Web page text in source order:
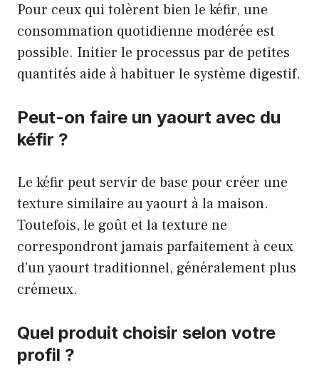
Pour ceux qui tolèrent bien le kéfir, une
consommation quotidienne modérée est
possible. Initier le processus par de petites
quantités aide à habituer le système digestif.
Peut-on faire un yaourt avec du
kéfir ?
Le kéfir peut servir de base pour créer une
texture similaire au yaourt à la maison.
Toutefois, le goût et la texture ne
correspondront jamais parfaitement à ceux
d’un yaourt traditionnel, généralement plus
crémeux.
Quel produit choisir selon votre
profil ?